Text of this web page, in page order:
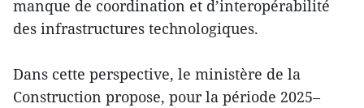
manque de coordination et d’interopérabilité
des infrastructures technologiques.
Dans cette perspective, le ministère de la
Construction propose, pour la période 2025–